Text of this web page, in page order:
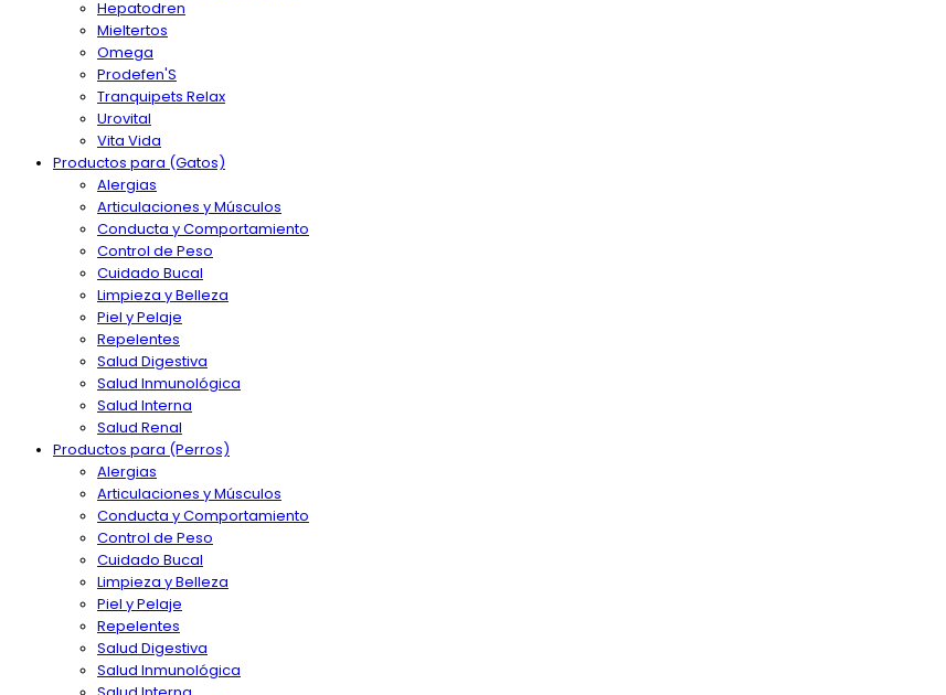
Hepatodren
Mieltertos
Omega
Prodefen'S
Tranquipets Relax
Urovital
Vita Vida
Productos para (Gatos)
Alergias
Articulaciones y Músculos
Conducta y Comportamiento
Control de Peso
Cuidado Bucal
Limpieza y Belleza
Piel y Pelaje
Repelentes
Salud Digestiva
Salud Inmunológica
Salud Interna
Salud Renal
Productos para (Perros)
Alergias
Articulaciones y Músculos
Conducta y Comportamiento
Control de Peso
Cuidado Bucal
Limpieza y Belleza
Piel y Pelaje
Repelentes
Salud Digestiva
Salud Inmunológica